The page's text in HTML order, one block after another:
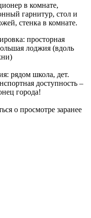
в комнате,
гарнитур, стол и
стенка в комнате.
просторная
лоджия (вдоль
рядом школа, дет.
доступность –
города!
о просмотре заранее